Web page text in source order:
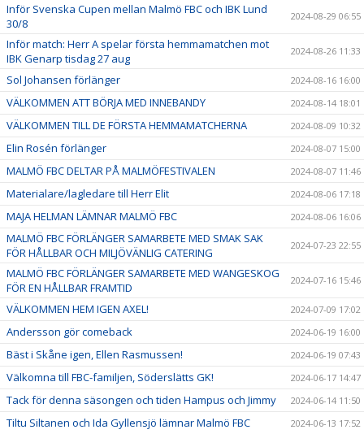
Inför Svenska Cupen mellan Malmö FBC och IBK Lund
30/8
2024-08-29 06:55
Inför match: Herr A spelar första hemmamatchen mot
IBK Genarp tisdag 27 aug
2024-08-26 11:33
Sol Johansen förlänger 2024-08-16 16:00
VÄLKOMMEN ATT BÖRJA MED INNEBANDY 2024-08-14 18:01
VÄLKOMMEN TILL DE FÖRSTA HEMMAMATCHERNA 2024-08-09 10:32
Elin Rosén förlänger 2024-08-07 15:00
MALMÖ FBC DELTAR PÅ MALMÖFESTIVALEN 2024-08-07 11:46
Materialare/lagledare till Herr Elit 2024-08-06 17:18
MAJA HELMAN LÄMNAR MALMÖ FBC 2024-08-06 16:06
MALMÖ FBC FÖRLÄNGER SAMARBETE MED SMAK SAK
FÖR HÅLLBAR OCH MILJÖVÄNLIG CATERING
2024-07-23 22:55
MALMÖ FBC FÖRLÄNGER SAMARBETE MED WANGESKOG
FÖR EN HÅLLBAR FRAMTID
2024-07-16 15:46
VÄLKOMMEN HEM IGEN AXEL! 2024-07-09 17:02
Andersson gör comeback 2024-06-19 16:00
Bäst i Skåne igen, Ellen Rasmussen! 2024-06-19 07:43
Välkomna till FBC-familjen, Söderslätts GK! 2024-06-17 14:47
Tack för denna säsongen och tiden Hampus och Jimmy 2024-06-14 11:50
Tiltu Siltanen och Ida Gyllensjö lämnar Malmö FBC 2024-06-13 17:52